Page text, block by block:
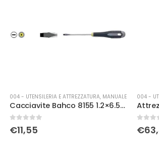
004 - UTENSILERIA E ATTREZZATURA, MANUALE
Cacciavite Bahco 8155 1.2×6.5×125
Su 5
€11,55
004 -
Su 5
€